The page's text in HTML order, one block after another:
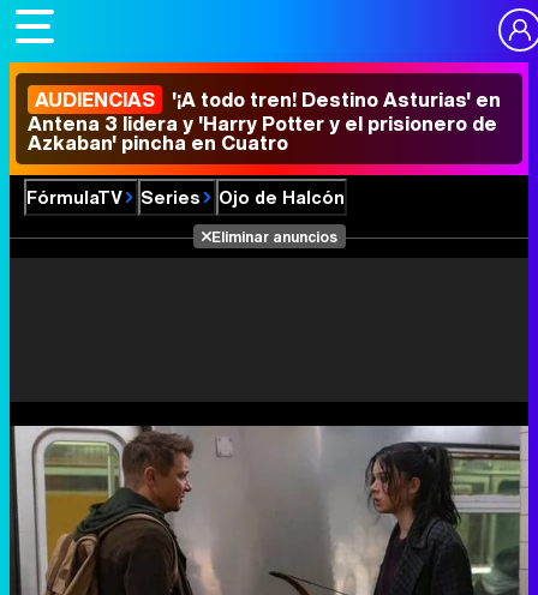
AUDIENCIAS '¡A todo tren! Destino Asturias' en
Antena 3 lidera y 'Harry Potter y el prisionero de
Azkaban' pincha en Cuatro
FórmulaTV Series Ojo de Halcón
Eliminar anuncios